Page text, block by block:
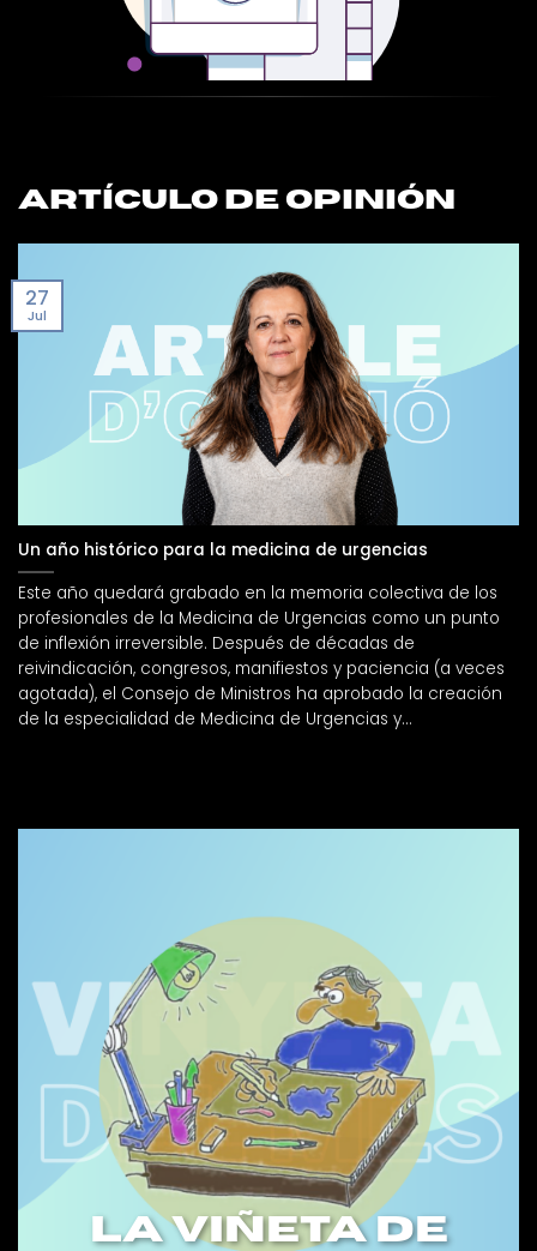
Artículo De OPINIÓn
Un año histórico para la medicina de urgencias
Este año quedará grabado en la memoria colectiva de los
profesionales de la Medicina de Urgencias como un punto
de inflexión irreversible. Después de décadas de
reivindicación, congresos, manifiestos y paciencia (a veces
agotada), el Consejo de Ministros ha aprobado la creación
de la especialidad de Medicina de Urgencias y...
27
Jul
La VIñETA de